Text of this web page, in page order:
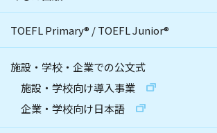
TOEFL Primary® /TOEFL Junior®
施設・学校・企業での公文式
施設・学校向け導入事業
企業・学校向け日本語